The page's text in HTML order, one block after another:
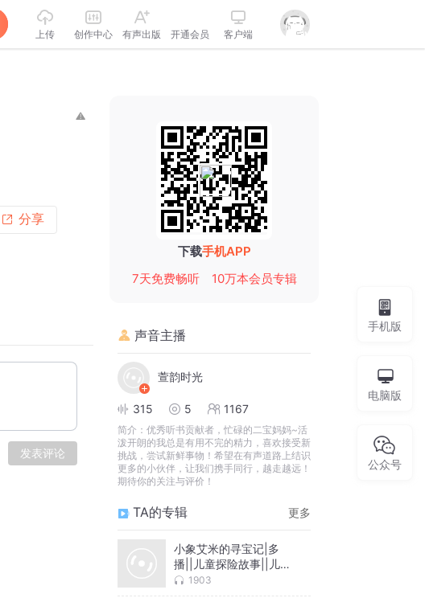
上传 创作中心 有声出版 开通会员 客户端
分享
发表评论
下载手机APP
7天免费畅听
10万本会员专辑
声音主播
萱韵时光
315 5 1167
简介： 优秀听书贡献者，忙碌的二宝妈妈~活
泼开朗的我总是有用不完的精力，喜欢接受新
挑战，尝试新鲜事物！希望在有声道路上结识
更多的小伙伴，让我们携手同行，越走越远！
期待你的关注与评价！
TA的专辑 更多
小象艾米的寻宝记|多
播||儿童探险故事||儿童
成长||寻宝
1903
手机版
电脑版
公众号